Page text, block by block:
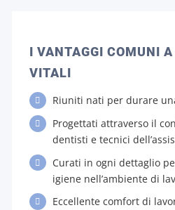
I VANTAGGI COMUNI
VITALI
Riuniti nati per durare
Progettati attraverso il
dentisti e tecnici
Curati in ogni dettaglio
igiene nell’ambiente di
Eccellente comfort di